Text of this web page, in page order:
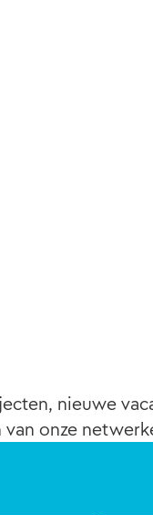
nieuwe
onze